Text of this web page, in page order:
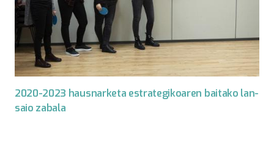
2020-2023 hausnarketa estrategikoaren baitako lan-
saio zabala